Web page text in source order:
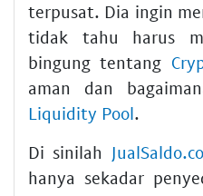
terpusat. Dia ingin
tidak tahu harus
bingung tentang
aman dan
Liquidity Pool.
Di sinilah
hanya sekadar